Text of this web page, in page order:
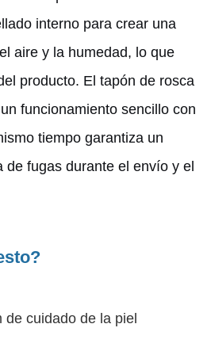
interno para crear una
aire y la humedad, lo que
producto. El tapón de rosca
funcionamiento sencillo con
tiempo garantiza un
de fugas durante el envío y el
de cuidado de la piel